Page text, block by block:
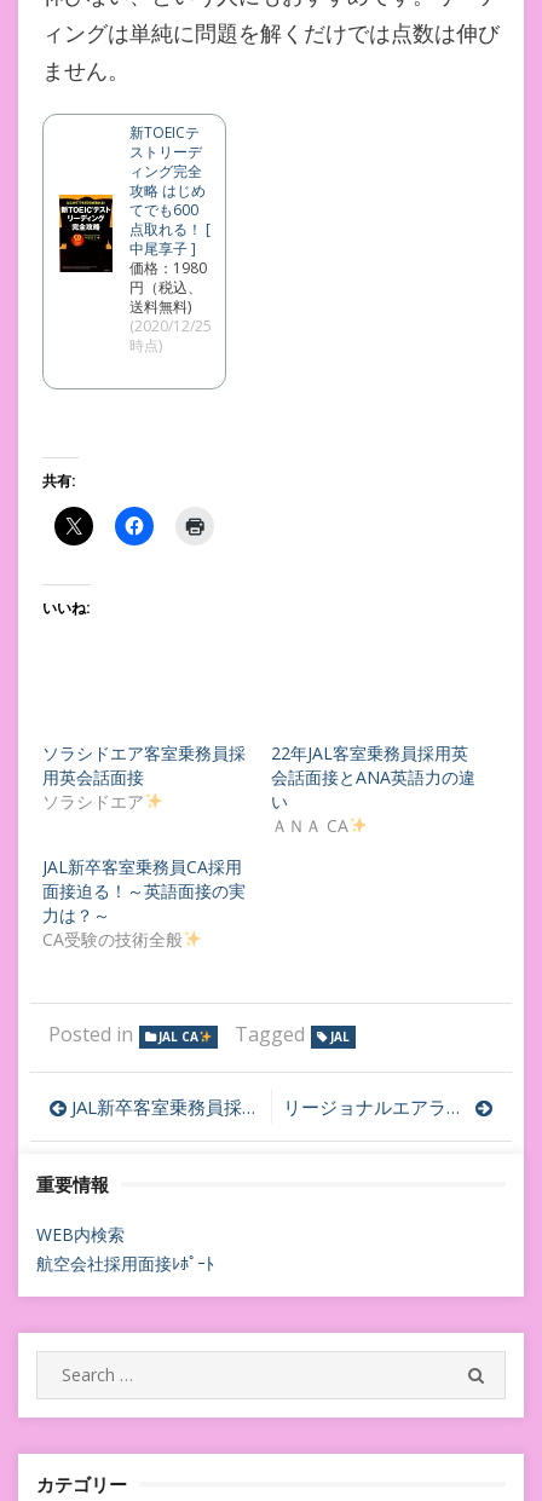
ィングは単純に問題を解くだけでは点数は伸び
ません。
新TOEICテ
ストリーデ
ィング完全
攻略 はじめ
てでも600
点取れる！ [
中尾享子 ]
価格：1980
円（税込、
送料無料)
(2020/12/25
時点)
共有:
いいね:
ソラシドエア客室乗務員採
用英会話面接
ソラシドエア
22年JAL客室乗務員採用英
会話面接とANA英語力の違
い
ＡＮＡ CA
JAL新卒客室乗務員CA採用
面接迫る！～英語面接の実
力は？～
CA受験の技術全般
Posted in JAL CA Tagged JAL
投
稿
ナ
ビ
ゲ
ー
シ
ョ
ン
JAL新卒客室乗務員採用でも感想を頂いた面接で緊張しない方法 リージョナルエアライン客室乗務員には内定するが、JAL日本航空客室乗務員に内定しないケースはあるか
重要情報
WEB内検索
航空会社採用面接ﾚﾎﾟｰﾄ
Search
for:
カテゴリー